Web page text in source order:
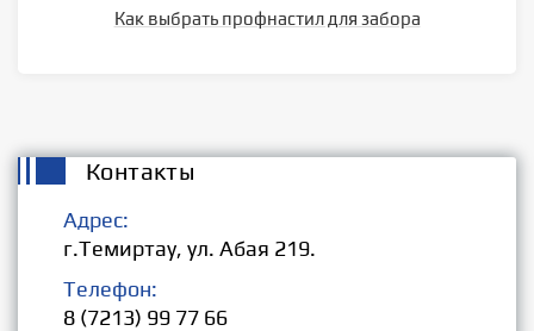
Как выбрать профнастил для забора
Контакты
Адрес:
г.Темиртау, ул. Абая 219.
Телефон:
8 (7213) 99 77 66